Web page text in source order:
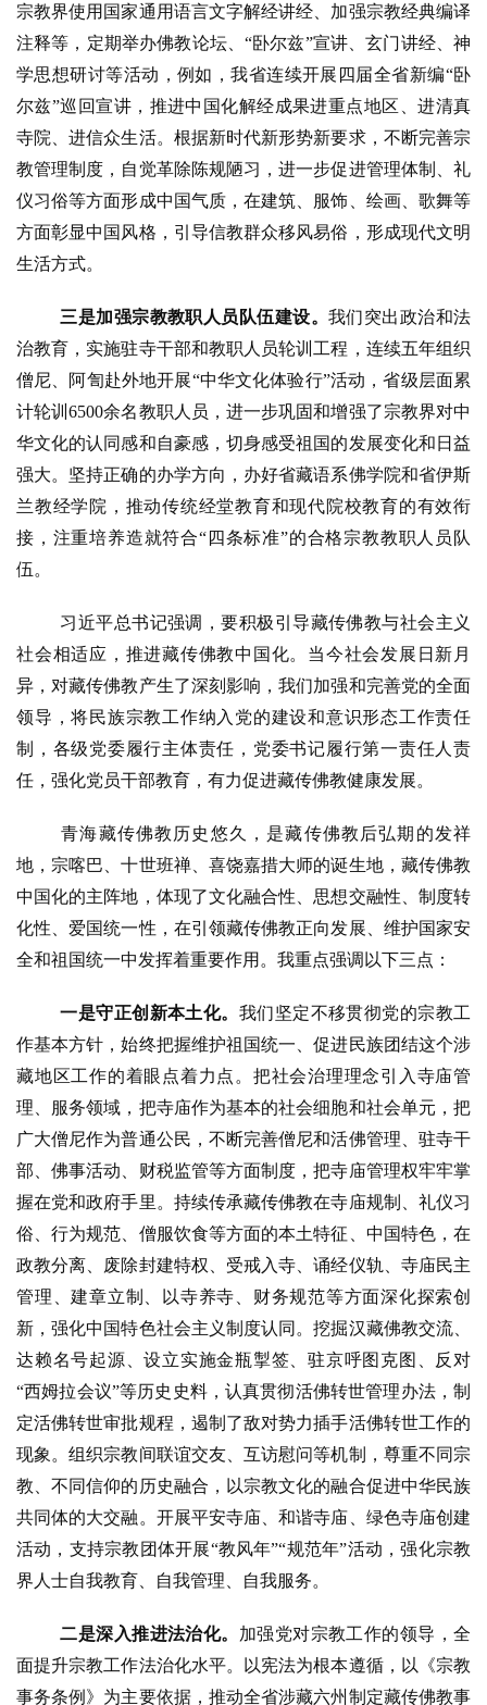
宗教界使用国家通用语言文字解经讲经、加强宗教经典编译
注释等，定期举办佛教论坛、 “卧尔兹”宣讲、玄门讲经、神
学思想研讨等活动，例如，我省连续开展四届全省新编“卧
尔兹”巡回宣讲，推进中国化解经成果进重点地区、进清真
寺院、进信众生活。根据新时代新形势新要求，不断完善宗
教管理制度，自觉革除陈规陋习，进一步促进管理体制、礼
仪习俗等方面形成中国气质，在建筑、服饰、绘画、歌舞等
方面彰显中国风格，引导信教群众移风易俗，形成现代文明
生活方式。
三是加强宗教教职人员队伍建设。 我们突出政治和法
治教育，实施驻寺干部和教职人员轮训工程，连续五年组织
僧尼、阿訇赴外地开展“中华文化体验行”活动，省级层面累
计轮训6500余名教职人员，进一步巩固和增强了宗教界对中
华文化的认同感和自豪感，切身感受祖国的发展变化和日益
强大。坚持正确的办学方向，办好省藏语系佛学院和省伊斯
兰教经学院，推动传统经堂教育和现代院校教育的有效衔
接，注重培养造就符合“四条标准”的合格宗教教职人员队
伍。
习近平总书记强调，要积极引导藏传佛教与社会主义
社会相适应，推进藏传佛教中国化。当今社会发展日新月
异，对藏传佛教产生了深刻影响，我们加强和完善党的全面
领导，将民族宗教工作纳入党的建设和意识形态工作责任
制，各级党委履行主体责任，党委书记履行第一责任人责
任，强化党员干部教育，有力促进藏传佛教健康发展。
青海藏传佛教历史悠久，是藏传佛教后弘期的发祥
地，宗喀巴、十世班禅、喜饶嘉措大师的诞生地，藏传佛教
中国化的主阵地，体现了文化融合性、思想交融性、制度转
化性、爱国统一性，在引领藏传佛教正向发展、维护国家安
全和祖国统一中发挥着重要作用。我重点强调以下三点：
一是守正创新本土化。 我们坚定不移贯彻党的宗教工
作基本方针，始终把握维护祖国统一、促进民族团结这个涉
藏地区工作的着眼点着力点。把社会治理理念引入寺庙管
理、服务领域，把寺庙作为基本的社会细胞和社会单元，把
广大僧尼作为普通公民，不断完善僧尼和活佛管理、驻寺干
部、佛事活动、财税监管等方面制度，把寺庙管理权牢牢掌
握在党和政府手里。持续传承藏传佛教在寺庙规制、礼仪习
俗、行为规范、僧服饮食等方面的本土特征、中国特色，在
政教分离、废除封建特权、受戒入寺、诵经仪轨、寺庙民主
管理、建章立制、以寺养寺、财务规范等方面深化探索创
新，强化中国特色社会主义制度认同。挖掘汉藏佛教交流、
达赖名号起源、设立实施金瓶掣签、驻京呼图克图、反对
“西姆拉会议”等历史史料，认真贯彻活佛转世管理办法，制
定活佛转世审批规程，遏制了敌对势力插手活佛转世工作的
现象。组织宗教间联谊交友、互访慰问等机制，尊重不同宗
教、不同信仰的历史融合，以宗教文化的融合促进中华民族
共同体的大交融。开展平安寺庙、和谐寺庙、绿色寺庙创建
活动，支持宗教团体开展“教风年”“规范年”活动，强化宗教
界人士自我教育、自我管理、自我服务。
二是深入推进法治化。 加强党对宗教工作的领导，全
面提升宗教工作法治化水平。以宪法为根本遵循，以《宗教
事务条例》为主要依据，推动全省涉藏六州制定藏传佛教事